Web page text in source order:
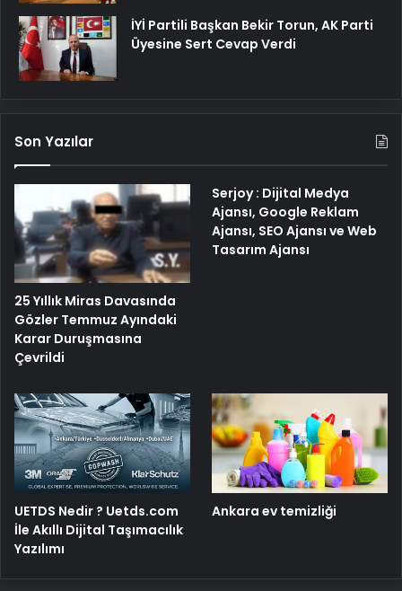
İYİ Partili Başkan Bekir Torun, AK Parti
Üyesine Sert Cevap Verdi
Son Yazılar
25 Yıllık Miras Davasında
Gözler Temmuz Ayındaki
Karar Duruşmasına
Çevrildi
Serjoy : Dijital Medya
Ajansı, Google Reklam
Ajansı, SEO Ajansı ve Web
Tasarım Ajansı
UETDS Nedir ? Uetds.com
İle Akıllı Dijital Taşımacılık
Yazılımı
Ankara ev temizliği